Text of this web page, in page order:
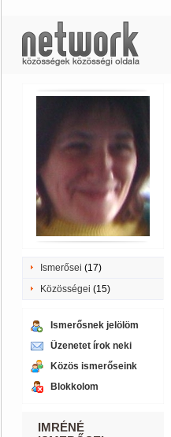
Ismerősei (17)
Közösségei (15)
Ismerősnek jelölöm
Üzenetet írok neki
Közös ismerőseink
Blokkolom
IMRÉNÉ